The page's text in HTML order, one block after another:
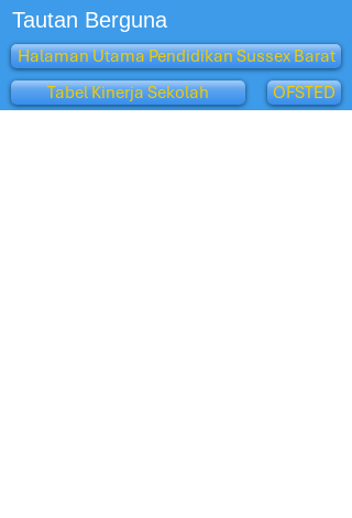
Tautan Berguna
Halaman Utama Pendidikan Sussex Barat
Tabel Kinerja Sekolah
OFSTED